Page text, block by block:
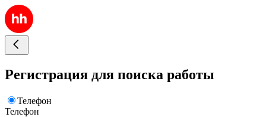
Регистрация для поиска работы
Телефон
Телефон